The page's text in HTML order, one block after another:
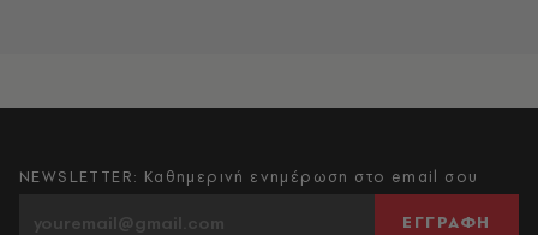
NEWSLETTER: Καθημερινή ενημέρωση στο email σου
ΕΓΓΡΑΦΗ